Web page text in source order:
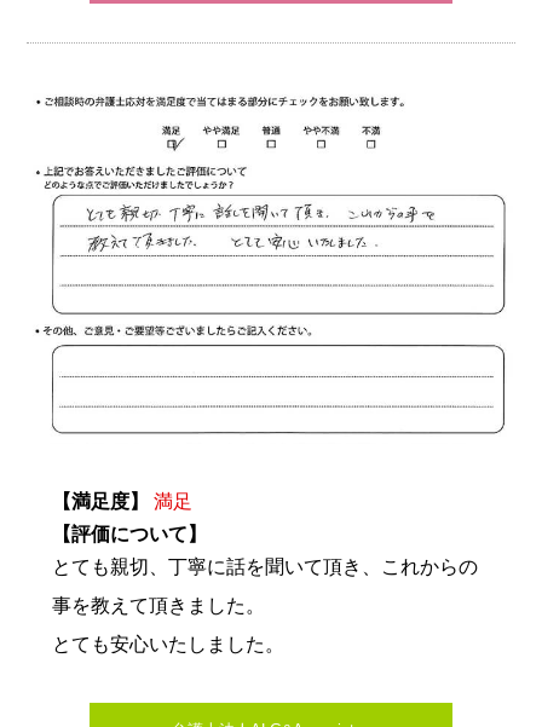
【満足度】
満足
【評価について】
とても親切、丁寧に話を聞いて頂き、これからの
事を教えて頂きました。
とても安心いたしました。